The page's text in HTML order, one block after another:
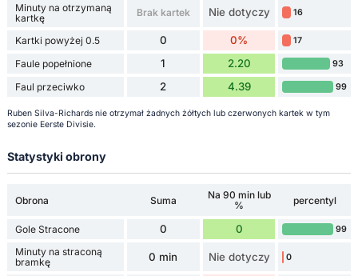
Minuty na otrzymaną
kartkę
Brak kartek Nie dotyczy 16
Kartki powyżej 0.5 0 0% 17
Faule popełnione 1 2.20 93
Faul przeciwko 2 4.39 99
Ruben Silva-Richards nie otrzymał żadnych żółtych lub czerwonych kartek w tym
sezonie Eerste Divisie.
Statystyki obrony
Obrona Suma
Na 90 min lub
%
percentyl
Gole Stracone 0 0 99
Minuty na straconą
bramkę
0 min Nie dotyczy 0